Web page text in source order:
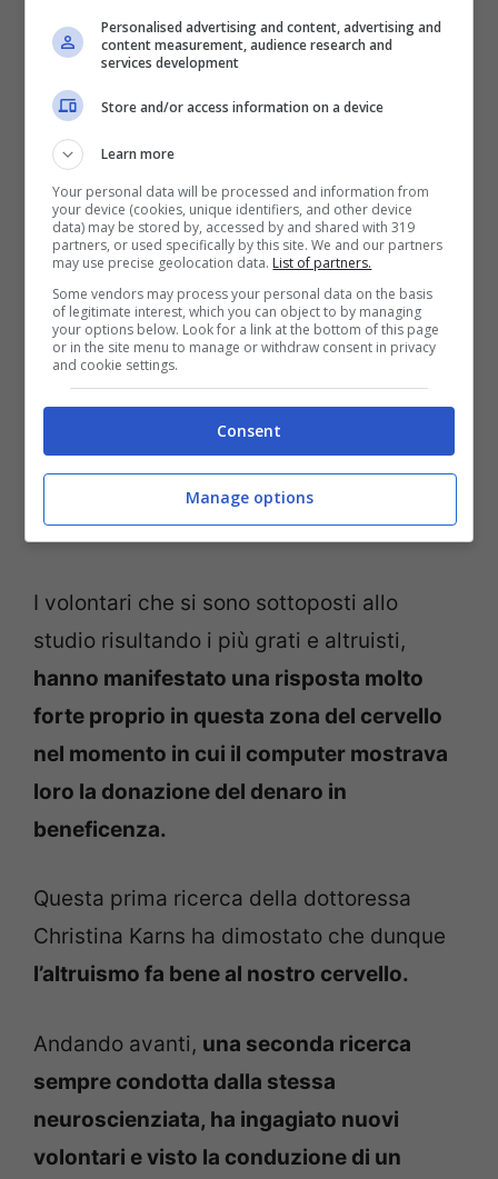
un risultato notevole:lo studio, infatti, ha
dimostrato la connesione tra cerebrale tra
gratitudine e altruismo che interessa una
zona profonda nel lobo frontale del
cervello.
Secondo gli scienziati, infatti, questa zona
del cervello è: “Addetta all’elaborazione
del valore di una situazione di rischio o
ricompensaed è riccamente connessa a
regioni cerebrali ancora più profonde che
forniscono una bella ondata di sostanze
neurochimiche del piacere nelle giuste
circostanze“.
I volontari che si sono sottoposti allo
studio risultando i più grati e altruisti,
hanno manifestato una risposta molto
forte proprio in questa zona del cervello
nel momento in cui il computer mostrava
loro la donazione del denaro in
beneficenza.
Questa prima ricerca della dottoressa
Christina Karns ha dimostato che dunque
l’altruismo fa bene al nostro cervello.
Andando avanti, una seconda ricerca
sempre condotta dalla stessa
neuroscienziata, ha ingagiato nuovi
volontari e visto la conduzione di un
Personalised advertising and content, advertising and
content measurement, audience research and
services development
Store and/or access information on a device
Learn more
Your personal data will be processed and information from
your device (cookies, unique identifiers, and other device
data) may be stored by, accessed by and shared with 319
partners, or used specifically by this site. We and our partners
may use precise geolocation data. List of partners.
Some vendors may process your personal data on the basis
of legitimate interest, which you can object to by managing
your options below. Look for a link at the bottom of this page
or in the site menu to manage or withdraw consent in privacy
and cookie settings.
Consent
Manage options